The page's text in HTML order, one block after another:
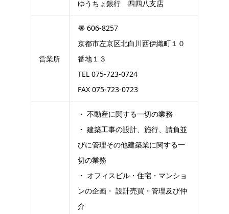
ゆうちょ銀行 四四八支店
営業所
〠 606-8257
京都市左京区北白川西伊織町１０
番地１３
TEL 075-723-0724
FAX 075-723-0723
・ 不動産に関する一切の業務
・ 建築工事の設計、施行、請負並
びに管理その他建築業に関する一
切の業務
・ オフィスビル・住宅・マンショ
ンの企画・ 設計売買・管理及び仲
介